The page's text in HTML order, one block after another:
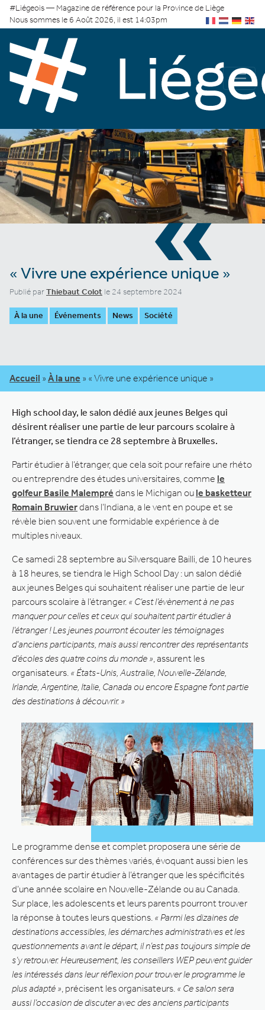
#Liégeois — Magazine de référence pour la Province de Liège
Nous sommes le 6 Août 2026, il est 14:03pm
«
« Vivre une expérience unique »
Publié parThiebaut Colot le 24 septembre 2024
À la une Événements News Société
Accueil » À la une » « Vivre une expérience unique »
High school day, le salon dédié aux jeunes Belges qui
désirent réaliser une partie de leur parcours scolaire à
l’étranger, se tiendra ce 28 septembre à Bruxelles.
Partir étudier à l’étranger, que cela soit pour refaire une rhéto
ou entreprendre des études universitaires, comme le
golfeur Basile Malempré dans le Michigan ou le basketteur
Romain Bruwierdans l’Indiana, a le vent en poupe et se
révèle bien souvent une formidable expérience à de
multiples niveaux.
Ce samedi 28 septembre au Silversquare Bailli, de 10 heures
à 18 heures, se tiendra le High School Day : un salon dédié
aux jeunes Belges qui souhaitent réaliser une partie de leur
parcours scolaire à l’étranger. « C’est l’évènement à ne pas
manquer pour celles et ceux qui souhaitent partir étudier à
l’étranger ! Les jeunes pourront écouter les témoignages
d’anciens participants, mais aussi rencontrer des représentants
d’écoles des quatre coins du monde » , assurent les
organisateurs. « États-Unis, Australie, Nouvelle-Zélande,
Irlande, Argentine, Italie, Canada ou encore Espagne font partie
des destinations à découvrir. »
Le programme dense et complet proposera une série de
conférences sur des thèmes variés, évoquant aussi bien les
avantages de partir étudier à l’étranger que les spécificités
d’une année scolaire en Nouvelle-Zélande ou au Canada.
Sur place, les adolescents et leurs parents pourront trouver
la réponse à toutes leurs questions. « Parmi les dizaines de
destinations accessibles, les démarches administratives et les
questionnements avant le départ, il n’est pas toujours simple de
s’y retrouver. Heureusement, les conseillers WEP peuvent guider
les intéressés dans leur réflexion pour trouver le programme le
plus adapté » , précisent les organisateurs. « Ce salon sera
aussi l’occasion de discuter avec des anciens participants